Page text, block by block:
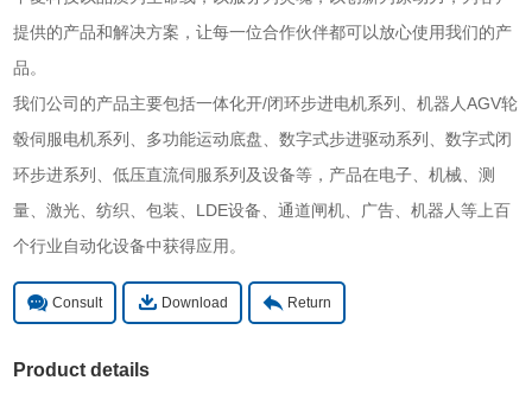
提供的产品和解决方案，让每一位合作伙伴都可以放心使用我们的产
品。
我们公司的产品主要包括一体化开/闭环步进电机系列、机器人AGV轮
毂伺服电机系列、多功能运动底盘、数字式步进驱动系列、数字式闭
环步进系列、低压直流伺服系列及设备等，产品在电子、机械、测
量、激光、纺织、包装、LDE设备、通道闸机、广告、机器人等上百
个行业自动化设备中获得应用。
Consult Download Return
Product details